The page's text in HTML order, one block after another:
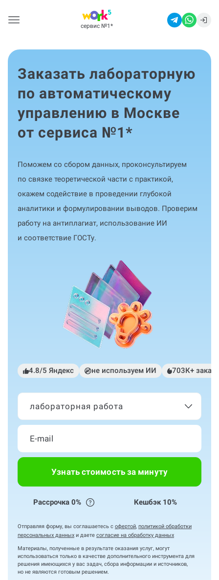
сервис №1 *
Заказать лабораторную
по автоматическому
управлению в Москве
от сервиса №1*
Поможем со сбором данных, проконсультируем
по связке теоретической части с практикой,
окажем содействие в проведении глубокой
аналитики и формулировании выводов. Проверим
работу на антиплагиат, использование ИИ
и соответствие ГОСТу.
4.8/5 Яндекс не используем ИИ 703К+
лабораторная работа
Узнать стоимость за минуту
Рассрочка 0% Кешбэк 10%
Отправляя форму, вы соглашаетесь с офертой, политикой обработки
персональных данных и даете согласие на обработку данных
Материалы, полученные в результате оказания услуг, могут
использоваться только в качестве дополнительного инструмента для
решения имеющихся у вас задач, сбора информации и источников,
но не являются готовым решением.